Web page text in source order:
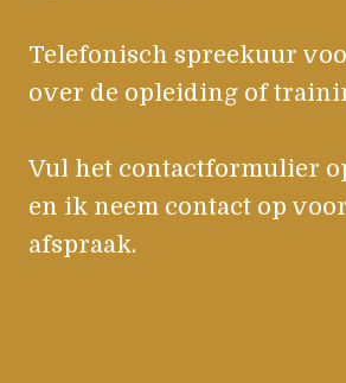
Telefonisch spreekuur
over de opleiding of
Vul het contactformulier
en ik neem contact op
afspraak.